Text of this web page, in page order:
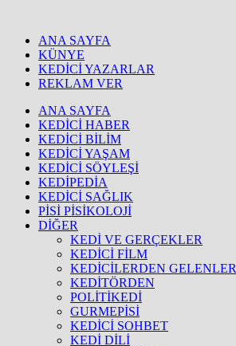
ANA SAYFA
KÜNYE
KEDİCİ YAZARLAR
REKLAM VER
ANA SAYFA
KEDİCİ HABER
KEDİCİ BİLİM
KEDİCİ YAŞAM
KEDİCİ SÖYLEŞİ
KEDİPEDİA
KEDİCİ SAĞLIK
PİSİ PİSİKOLOJİ
DİĞER
KEDİ VE GERÇEKLER
KEDİCİ FİLM
KEDİCİLERDEN GELENLER
KEDİTÖRDEN
POLİTİKEDİ
GURMEPİSİ
KEDİCİ SOHBET
KEDİ DİLİ